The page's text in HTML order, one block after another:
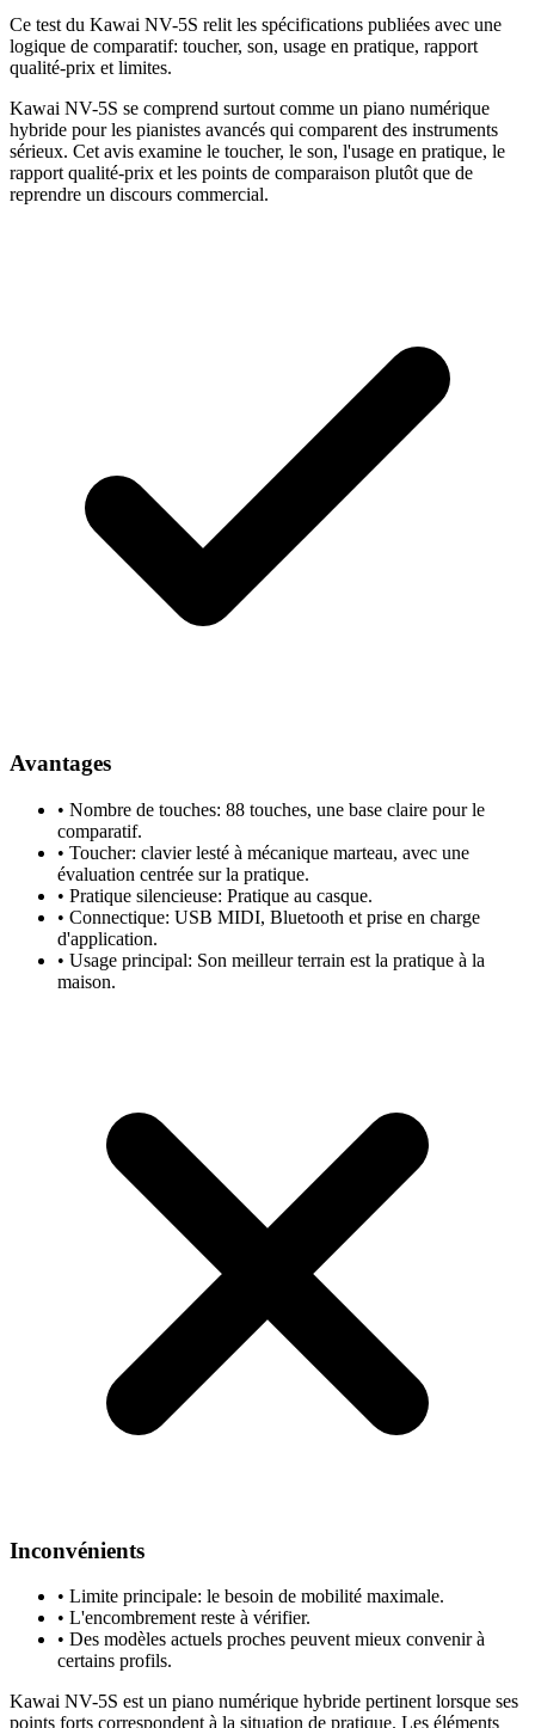
Ce test du Kawai NV-5S relit les spécifications publiées avec une
logique de comparatif: toucher, son, usage en pratique, rapport
qualité-prix et limites.
Kawai NV-5S se comprend surtout comme un piano numérique
hybride pour les pianistes avancés qui comparent des instruments
sérieux. Cet avis examine le toucher, le son, l'usage en pratique, le
rapport qualité-prix et les points de comparaison plutôt que de
reprendre un discours commercial.
Avantages
• Nombre de touches: 88 touches, une base claire pour le
comparatif.
• Toucher: clavier lesté à mécanique marteau, avec une
évaluation centrée sur la pratique.
• Pratique silencieuse: Pratique au casque.
• Connectique: USB MIDI, Bluetooth et prise en charge
d'application.
• Usage principal: Son meilleur terrain est la pratique à la
maison.
Inconvénients
• Limite principale: le besoin de mobilité maximale.
• L'encombrement reste à vérifier.
• Des modèles actuels proches peuvent mieux convenir à
certains profils.
Kawai NV-5S est un piano numérique hybride pertinent lorsque ses
points forts correspondent à la situation de pratique. Les éléments